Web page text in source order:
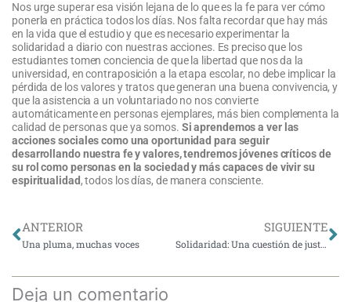
Nos urge superar esa visión lejana de lo que es la fe para ver cómo
ponerla en práctica todos los días. Nos falta recordar que hay más
en la vida que el estudio y que es necesario experimentar la
solidaridad a diario con nuestras acciones. Es preciso que los
estudiantes tomen conciencia de que la libertad que nos da la
universidad, en contraposición a la etapa escolar, no debe implicar la
pérdida de los valores y tratos que generan una buena convivencia, y
que la asistencia a un voluntariado no nos convierte
automáticamente en personas ejemplares, más bien complementa la
calidad de personas que ya somos. Si aprendemos a ver las
acciones sociales como una oportunidad para seguir
desarrollando nuestra fe y valores, tendremos jóvenes críticos de
su rol como personas en la sociedad y más capaces de vivir su
espiritualidad , todos los días, de manera consciente.
Ant
ANTERIOR
Una pluma, muchas voces
SIGUIENTE
Solidaridad: Una cuestión de justicia
Deja un comentario